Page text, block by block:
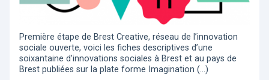
Première étape de Brest Creative, réseau de l’innovation
sociale ouverte, voici les fiches descriptives d’une
soixantaine d’innovations sociales à Brest et au pays de
Brest publiées sur la plate forme Imagination (…)